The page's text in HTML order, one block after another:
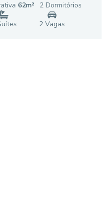
62m² 2 Dormitórios
s 2Vagas